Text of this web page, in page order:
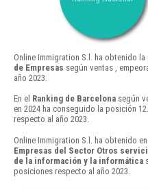
Online Immigration S.l. ha obtenido la
de Empresas según ventas ,
año 2023.
En el Ranking de Barcelona según
en 2024 ha conseguido la posición
respecto al año 2023.
Online Immigration S.l. ha obtenido
Empresas del Sector Otros
de la información y la informática
posiciones respecto al año 2023.